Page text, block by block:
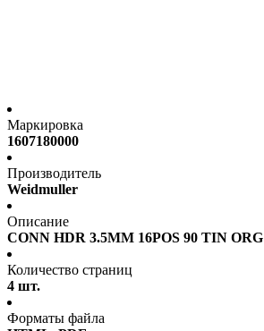
Маркировка
1607180000
Производитель
Weidmuller
Описание
CONN HDR 3.5MM 16POS 90 TIN ORG
Количество страниц
4 шт.
Форматы файла